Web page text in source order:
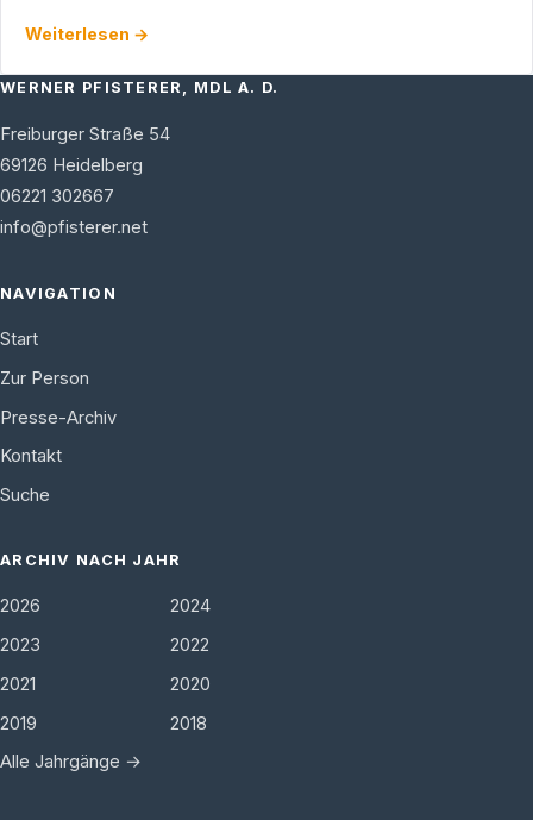
Beantwortung der Großen Anfrage …
Weiterlesen →
WERNER PFISTERER, MDL A. D.
Freiburger Straße 54
69126 Heidelberg
06221 302667
info@pfisterer.net
NAVIGATION
Start
Zur Person
Presse-Archiv
Kontakt
Suche
ARCHIV NACH JAHR
2026
2024
2023
2022
2021
2020
2019
2018
Alle Jahrgänge →